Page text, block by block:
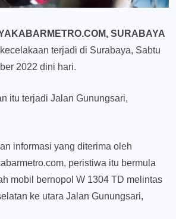
SURABAYA
terjadi di Surabaya, Sabtu
2022 dini hari.
itu terjadi Jalan Gunungsari,
informasi yang diterima oleh
peristiwa itu bermula
mobil bernopol W 1304 TD melintas
ke utara Jalan Gunungsari,